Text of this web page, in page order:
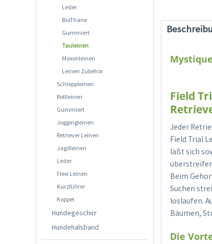
Leder
BioThane
Gummiert
Tauleinen
Moxonleinen
Leinen Zubehör
Schleppleinen
Rollleinen
Gummiert
Joggingleinen
Retriever Leinen
Jagdleinen
Leder
Flexi Leinen
Kurzführer
Koppel
Hundegeschirr
Hundehalsband
Field
Jeder
Field Trial
läßt sich
Beim
Suchen
loslaufen.
Bäumen,
Die